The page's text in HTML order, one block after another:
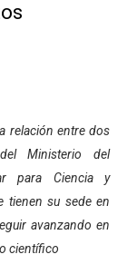
del
Semana
al curso de
relación entre dos
Ministerio del
para Ciencia y
tienen su sede en
avanzando en
científico